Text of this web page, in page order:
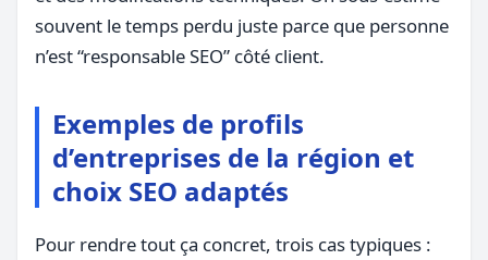
souvent le temps perdu juste parce que personne
n’est “responsable SEO” côté client.
Exemples de profils
d’entreprises de la région et
choix SEO adaptés
Pour rendre tout ça concret, trois cas typiques :